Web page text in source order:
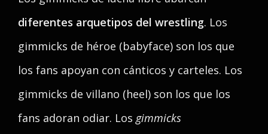
diferentes arquetipos del wrestling. Los
gimmicks de héroe (babyface) son los que
los fans apoyan con cánticos y carteles. Los
gimmicks de villano (heel) son los que los
fans adoran odiar. Los gimmicks